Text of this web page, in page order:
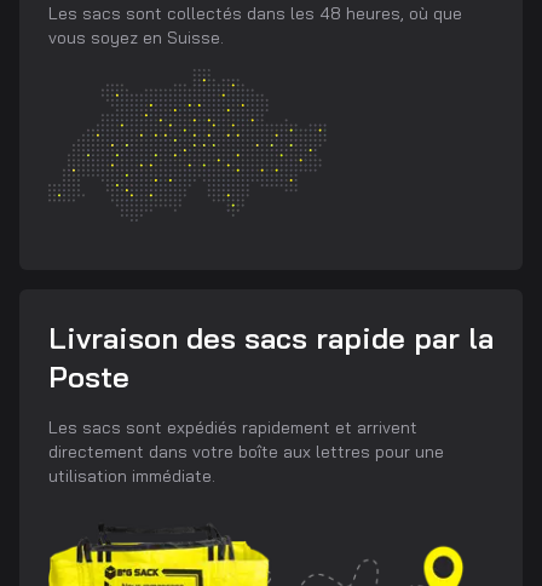
Les sacs sont collectés dans les 48 heures, où que
vous soyez en Suisse.
Livraison des sacs rapide par la
Poste
Les sacs sont expédiés rapidement et arrivent
directement dans votre boîte aux lettres pour une
utilisation immédiate.